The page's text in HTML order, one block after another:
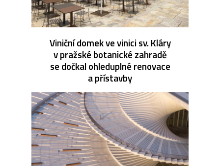
Viniční domek ve vinici sv. Kláry
v pražské botanické zahradě
se dočkal ohleduplné renovace
a přístavby